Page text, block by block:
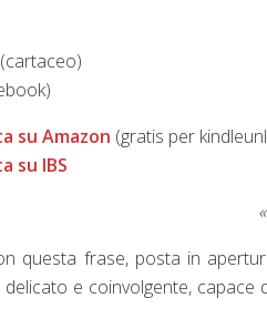
su Amazon (gratis per
su IBS
questa frase, posta in
delicato e coinvolgente,